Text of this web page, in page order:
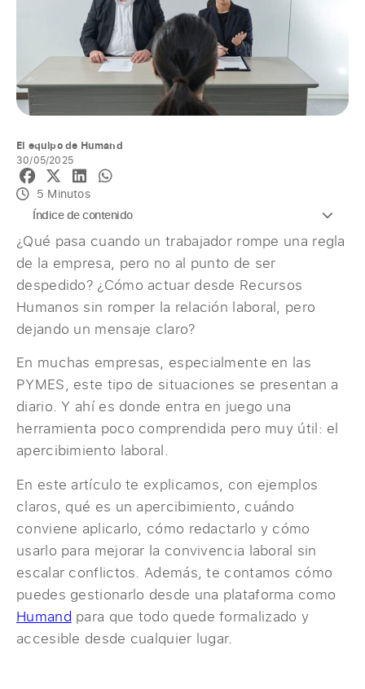
El equipo de Humand
30/05/2025
5 Minutos
Índice de contenido
¿Qué pasa cuando un trabajador rompe una regla
de la empresa, pero no al punto de ser
despedido? ¿Cómo actuar desde Recursos
Humanos sin romper la relación laboral, pero
dejando un mensaje claro?
En muchas empresas, especialmente en las
PYMES, este tipo de situaciones se presentan a
diario. Y ahí es donde entra en juego una
herramienta poco comprendida pero muy útil: el
apercibimiento laboral.
En este artículo te explicamos, con ejemplos
claros, qué es un apercibimiento, cuándo
conviene aplicarlo, cómo redactarlo y cómo
usarlo para mejorar la convivencia laboral sin
escalar conflictos. Además, te contamos cómo
puedes gestionarlo desde una plataforma como
Humand para que todo quede formalizado y
accesible desde cualquier lugar.